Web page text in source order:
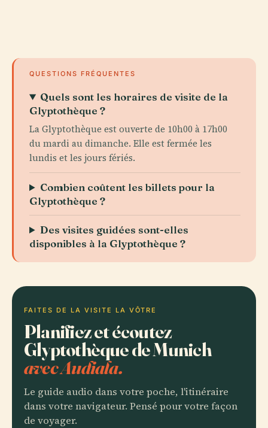
QUESTIONS FRÉQUENTES
Quels sont les horaires de visite de la
Glyptothèque ?
La Glyptothèque est ouverte de 10h00 à 17h00
du mardi au dimanche. Elle est fermée les
lundis et les jours fériés.
Combien coûtent les billets pour la
Glyptothèque ?
Des visites guidées sont-elles
disponibles à la Glyptothèque ?
FAITES DE LA VISITE LA VÔTRE
Planifiez et écoutez
Glyptothèque de Munich
avec Audiala.
Le guide audio dans votre poche, l'itinéraire
dans votre navigateur. Pensé pour votre façon
de voyager.